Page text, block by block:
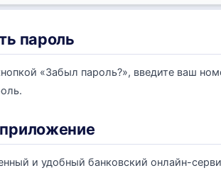
пароль
«Забыл пароль?», введите ваш
и удобный банковский онлайн-